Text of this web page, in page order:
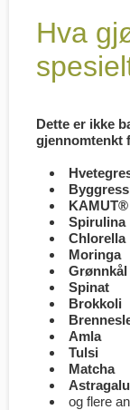
Hva
Dette er ikke
gjennomtenkt
Byggress
Spirulina
Chlorella
Moringa
Grønnkål
Spinat
Brokkoli
Amla
Tulsi
Matcha
og flere